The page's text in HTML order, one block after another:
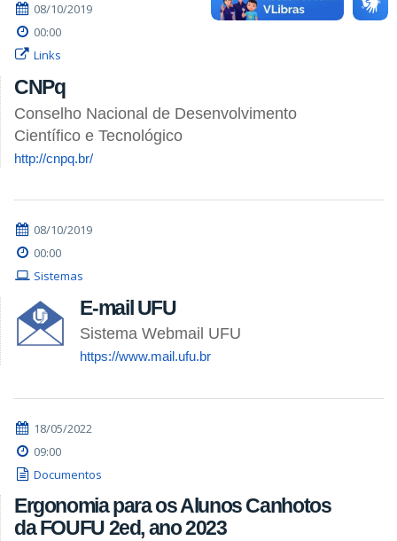
08/10/2019
00:00
Links
CNPq
Conselho Nacional de Desenvolvimento
Científico e Tecnológico
http://cnpq.br/
08/10/2019
00:00
Sistemas
E-mail UFU
Sistema Webmail UFU
https://www.mail.ufu.br
18/05/2022
09:00
Documentos
Ergonomia para os Alunos Canhotos
da FOUFU 2ed, ano 2023